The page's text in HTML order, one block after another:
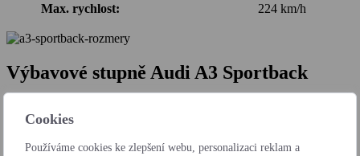
Cookies
Používáme cookies ke zlepšení webu, personalizaci reklam a
Max. rychlost:
224 km/h
Výbavové stupně Audi A3 Sportback